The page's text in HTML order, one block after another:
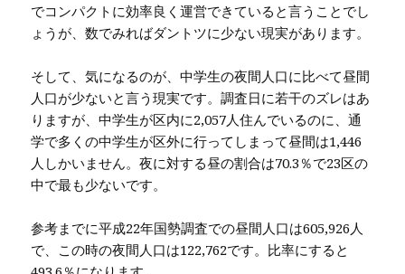
でコンパクトに効率良く運営できていると言うことでし
ょうが、数でみればダントツに少ない現実があります。
そして、気になるのが、中学生の夜間人口に比べて昼間
人口が少ないと言う現実です。調査日に若干のズレはあ
りますが、中学生が区内に2,057人住んでいるのに、通
学で多くの中学生が区外に行ってしまって昼間は1,446
人しかいません。夜に対する昼の割合は70.3％で23区の
中で最も少ないです。
参考までに平成22年国勢調査での昼間人口は605,926人
で、この時の夜間人口は122,762です。比率にすると